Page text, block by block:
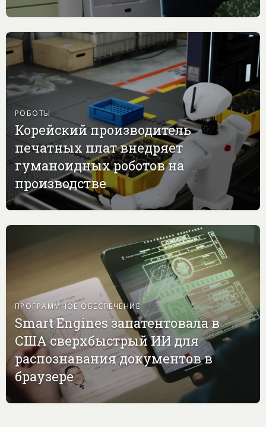
РОБОТЫ
Корейский производитель
печатных плат внедряет
гуманоидных роботов на
производстве
ПРОГРАММНОЕ ОБЕСПЕЧЕНИЕ
Smart Engines запатентовала в
США сверхбыстрый ИИ для
распознавания документов в
браузере